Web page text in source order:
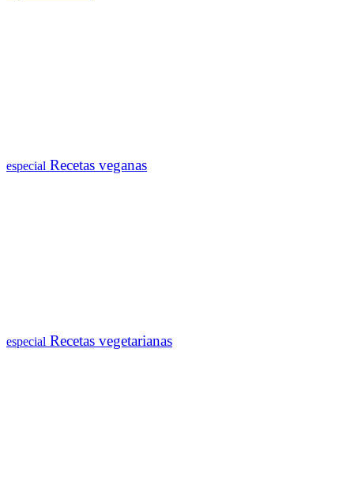
especial Recetas veganas
especial Recetas vegetarianas